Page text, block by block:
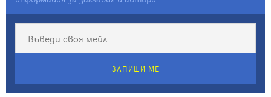
ЗАПИШИ МЕ